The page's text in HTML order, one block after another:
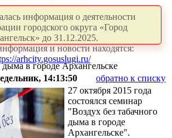
информация о деятельности
городского округа «Город
до 31.12.2025.
и новости находятся:
arhcity.gosuslugi.ru/
дыма в городе Архангельске
14:13:50
обратно к списку
27 октября 2015 года
состоялся семинар
"Воздух без табачного
дыма в городе
Архангельске".